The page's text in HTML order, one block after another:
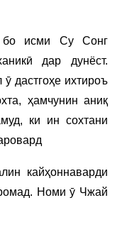
бо исми Су Сонг
дар дунёст.
дастгоҳе ихтироъ
ҳамчунин аниқ
ки ин сохтани
кайҳоннаварди
Номи ӯ Чжай